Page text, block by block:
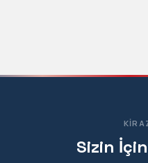
Sizin